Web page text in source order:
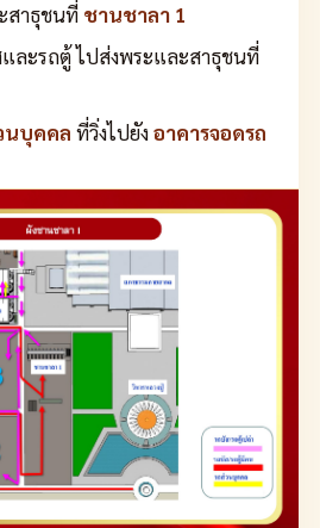
สาธุชนที่ ชานชาลา 1
ละรถตู้ ไปส่งพระและสาธุชนที่
นบุคคล ที่วิ่งไปยังอาคารจอดรถ